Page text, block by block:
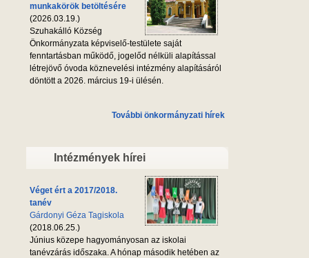
munkakörök betöltésére
(2026.03.19.)
Szuhakálló Község
Önkormányzata képviselő-testülete saját
fenntartásban működő, jogelőd nélküli alapítással
létrejövő óvoda köznevelési intézmény alapításáról
döntött a 2026. március 19-i ülésén.
További önkormányzati hírek
Intézmények hírei
Véget ért a 2017/2018.
tanév
Gárdonyi Géza Tagiskola
(2018.06.25.)
Június közepe hagyományosan az iskolai
tanévzárás időszaka. A hónap második hetében az